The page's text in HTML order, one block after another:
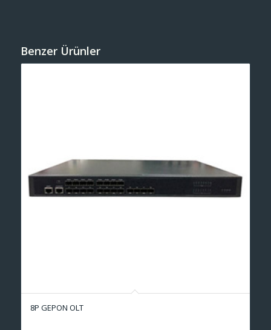
Benzer Ürünler
8P GEPON OLT